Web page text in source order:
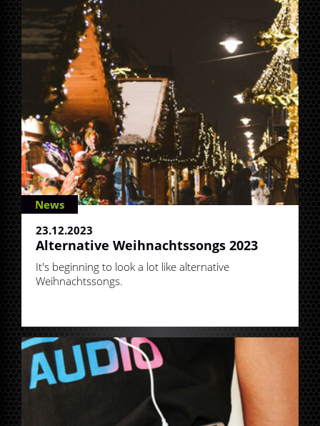
News
23.12.2023
Alternative Weihnachtssongs 2023
It's beginning to look a lot like alternative
Weihnachtssongs.